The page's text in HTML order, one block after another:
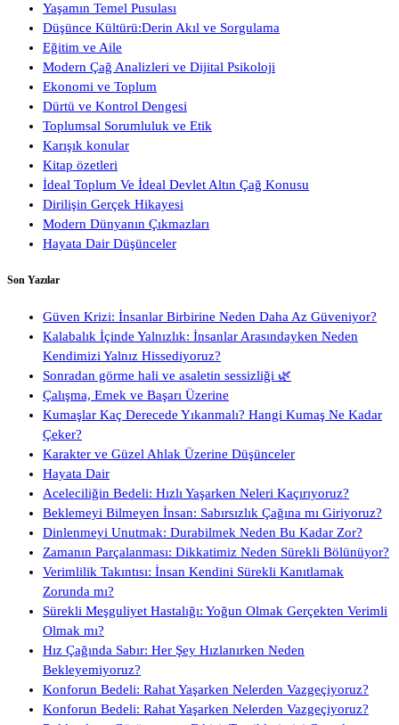
Yaşamın Temel Pusulası
Düşünce Kültürü:Derin Akıl ve Sorgulama
Eğitim ve Aile
Modern Çağ Analizleri ve Dijital Psikoloji
Ekonomi ve Toplum
Dürtü ve Kontrol Dengesi
Toplumsal Sorumluluk ve Etik
Karışık konular
Kitap özetleri
İdeal Toplum Ve İdeal Devlet Altın Çağ Konusu
Dirilişin Gerçek Hikayesi
Modern Dünyanın Çıkmazları
Hayata Dair Düşünceler
Son Yazılar
Güven Krizi: İnsanlar Birbirine Neden Daha Az Güveniyor?
Kalabalık İçinde Yalnızlık: İnsanlar Arasındayken Neden
Kendimizi Yalnız Hissediyoruz?
Sonradan görme hali ve asaletin sessizliği 🌿
Çalışma, Emek ve Başarı Üzerine
Kumaşlar Kaç Derecede Yıkanmalı? Hangi Kumaş Ne Kadar
Çeker?
Karakter ve Güzel Ahlak Üzerine Düşünceler
Hayata Dair
Aceleciliğin Bedeli: Hızlı Yaşarken Neleri Kaçırıyoruz?
Beklemeyi Bilmeyen İnsan: Sabırsızlık Çağına mı Giriyoruz?
Dinlenmeyi Unutmak: Durabilmek Neden Bu Kadar Zor?
Zamanın Parçalanması: Dikkatimiz Neden Sürekli Bölünüyor?
Verimlilik Takıntısı: İnsan Kendini Sürekli Kanıtlamak
Zorunda mı?
Sürekli Meşguliyet Hastalığı: Yoğun Olmak Gerçekten Verimli
Olmak mı?
Hız Çağında Sabır: Her Şey Hızlanırken Neden
Bekleyemiyoruz?
Konforun Bedeli: Rahat Yaşarken Nelerden Vazgeçiyoruz?
Konforun Bedeli: Rahat Yaşarken Nelerden Vazgeçiyoruz?